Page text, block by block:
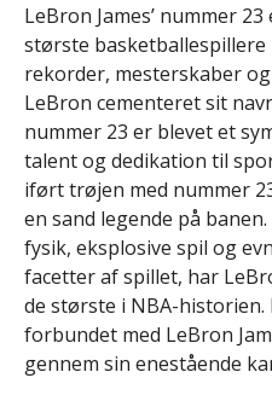
LeBron James’ nummer
største
rekorder, mesterskaber
LeBron cementeret sit
nummer 23 er blevet et
talent og dedikation til
iført trøjen med nummer
en sand legende på
fysik, eksplosive spil og
facetter af spillet, har
de største i NBA-
forbundet med LeBron
gennem sin enestående